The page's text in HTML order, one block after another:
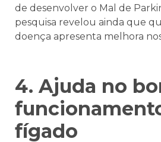
de desenvolver o Mal de
pesquisa revelou ainda que
doença apresenta melhora
4. Ajuda no
fígado